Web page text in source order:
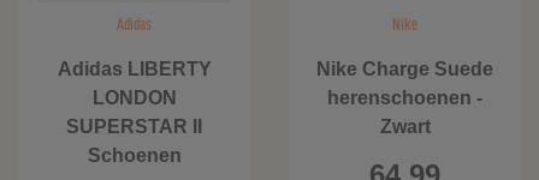
Adidas
Adidas LIBERTY
LONDON
SUPERSTAR II
Schoenen
Nike
Nike Charge Suede
herenschoenen -
Zwart